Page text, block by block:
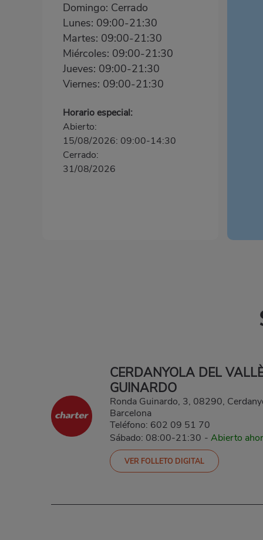
Domingo: Cerrado
Lunes: 09:00-21:30
Martes: 09:00-21:30
Miércoles: 09:00-21:30
Jueves: 09:00-21:30
Viernes: 09:00-21:30
Horario especial:
Abierto:
15/08/2026: 09:00-14:30
Cerrado:
31/08/2026
CERDANYOLA DEL
GUINARDO
Ronda Guinardo, 3, 08290,
Barcelona
Teléfono: 602 09 51 70
Sábado: 08:00-21:30 - Abierto
VER FOLLETO DIGITAL